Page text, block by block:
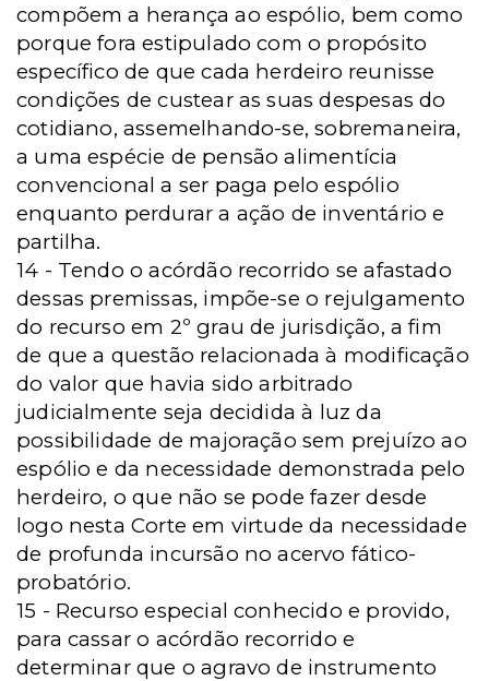
compõem a herança ao espólio, bem como
porque fora estipulado com o propósito
específico de que cada herdeiro reunisse
condições de custear as suas despesas do
cotidiano, assemelhando-se, sobremaneira,
a uma espécie de pensão alimentícia
convencional a ser paga pelo espólio
enquanto perdurar a ação de inventário e
partilha.
14 - Tendo o acórdão recorrido se afastado
dessas premissas, impõe-se o rejulgamento
do recurso em 2º grau de jurisdição, a fim
de que a questão relacionada à modificação
do valor que havia sido arbitrado
judicialmente seja decidida à luz da
possibilidade de majoração sem prejuízo ao
espólio e da necessidade demonstrada pelo
herdeiro, o que não se pode fazer desde
logo nesta Corte em virtude da necessidade
de profunda incursão no acervo fático-
probatório.
15 - Recurso especial conhecido e provido,
para cassar o acórdão recorrido e
determinar que o agravo de instrumento